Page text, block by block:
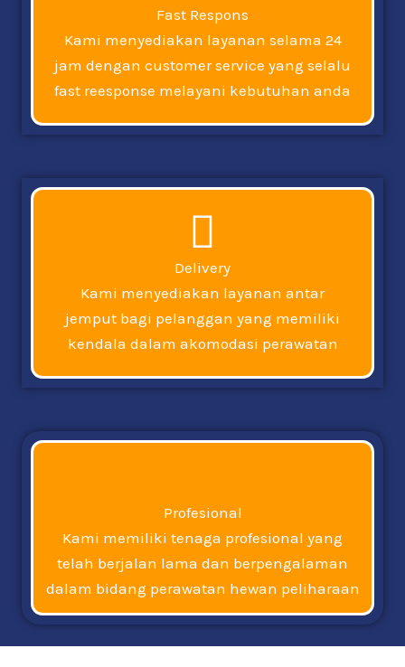
Fast Respons
Kami menyediakan layanan selama 24
jam dengan customer service yang selalu
fast reesponse melayani kebutuhan anda
Delivery
Kami menyediakan layanan antar
jemput bagi pelanggan yang memiliki
kendala dalam akomodasi perawatan
Profesional
Kami memiliki tenaga profesional yang
telah berjalan lama dan berpengalaman
dalam bidang perawatan hewan peliharaan